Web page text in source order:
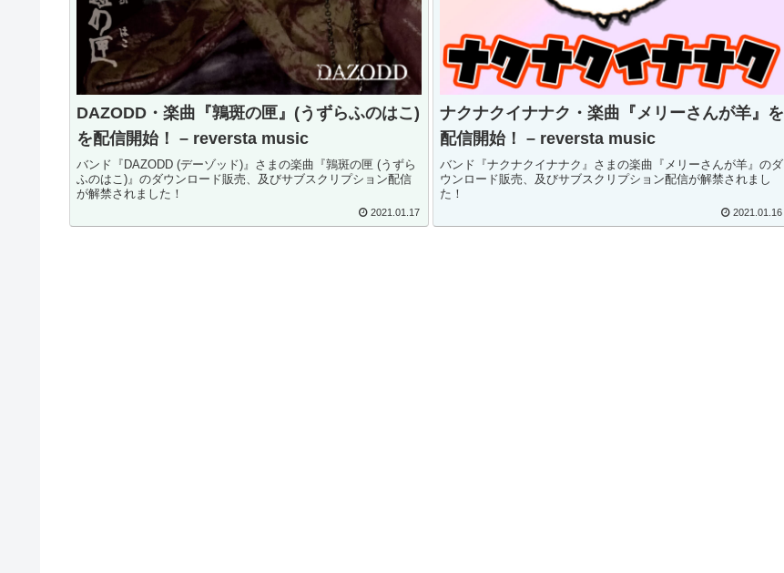
DAZODD・楽曲『鶉斑の匣』(うずらふのはこ)
を配信開始！ – reversta music
バンド『DAZODD (デーゾッド)』さまの楽曲『鶉斑の匣 (うずら
ふのはこ)』のダウンロード販売、及びサブスクリプション配信
が解禁されました！
2021.01.17
ナクナクイナナク・楽曲『メリーさんが羊』を
配信開始！ – reversta music
バンド『ナクナクイナナク』さまの楽曲『メリーさんが羊』のダ
ウンロード販売、及びサブスクリプション配信が解禁されまし
た！
2021.01.16